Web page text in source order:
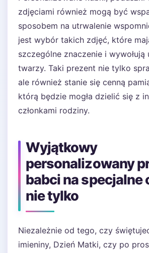
zdjęciami również mogą być
sposobem na utrwalenie
jest wybór takich zdjęć, które
szczególne znaczenie i wywołują
twarzy. Taki prezent nie tylko
ale również stanie się cenną
którą będzie mogła dzielić się z
członkami rodziny.
Wyjątkowy
personalizowany
babci na specjalne
nie tylko
Niezależnie od tego, czy
imieniny, Dzień Matki, czy po